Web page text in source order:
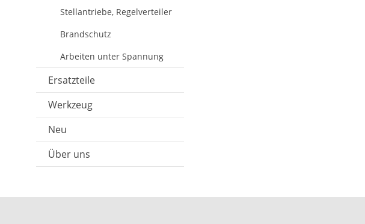
Stellantriebe, Regelverteiler
Brandschutz
Arbeiten unter Spannung
Ersatzteile
Werkzeug
Neu
Über uns